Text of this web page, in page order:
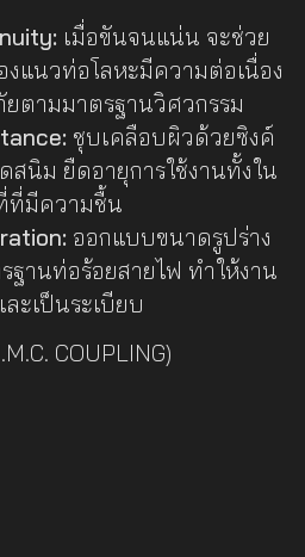
เมื่อขันจนแน่น จะช่วย
แนวท่อโลหะมีความต่อเนื่อง
ตามมาตรฐานวิศวกรรม
ชุบเคลือบผิวด้วยซิงค์
สนิม ยืดอายุการใช้งานทั้งใน
ที่มีความชื้น
ออกแบบขนาดรูปร่าง
านท่อร้อยสายไฟ ทำให้งาน
ะเป็นระเบียบ
COUPLING)